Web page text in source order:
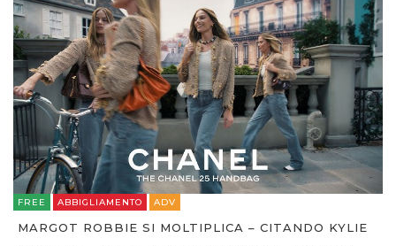
FREE ABBIGLIAMENTO ADV
MARGOT ROBBIE SI MOLTIPLICA – CITANDO KYLIE